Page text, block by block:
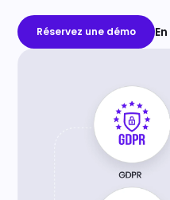
Réservez une démo